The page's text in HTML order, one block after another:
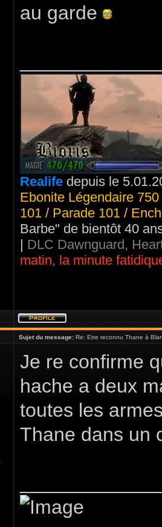
au garde
Realife depuis le
Ebonite Légendaire
101 / Parade 101 /
Barbe" de bientôt 40
| DLC Dawnguard,
matin, la minute
Sujet du message: Re: Etre reconnu Thane à
Je re confirme
hache a deux
toutes les
Thane dans un